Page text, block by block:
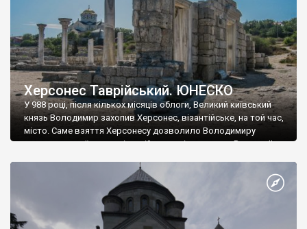
Херсонес Таврійський. ЮНЕСКО
У 988 році, після кількох місяців облоги, Великий київський
князь Володимир захопив Херсонес, візантійське, на той час,
місто. Саме взяття Херсонесу дозволило Володимиру
диктувати свої умови візантійському імператору Василю ІІ, та
Херсонесі Володимир-язичник, став Василем-християнином.
А потім було Хрещення Русі. На честь Херсонесу Таврійського